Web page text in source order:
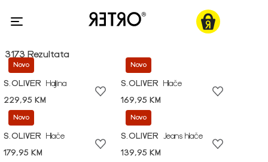
3173 Rezultata
Novo
S.OLIVER
Haljina
229,95 KM
Novo
S.OLIVER
Hlače
169,95 KM
Novo
S.OLIVER
Hlače
179,95 KM
Novo
S.OLIVER
Jeans hlače
139,95 KM